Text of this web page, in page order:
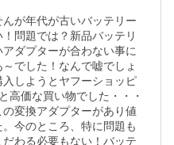
が年代が古いバッテリー
問題では？新品バッテリ
ダプターが合わない事に
でした！なんで嘘でしょ
しようとヤフーショッピ
高価な買い物でした・・・
変換アダプターがあり値
今のところ、特に問題も
わる必要もない！バッテ